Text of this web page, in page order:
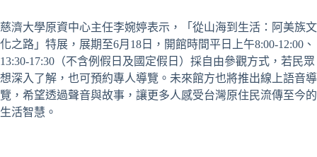
慈濟大學原資中心主任李婉婷表示，「從山海到生活：阿美族文
化之路」特展，展期至6月18日，開館時間平日上午8:00-12:00、
13:30-17:30（不含例假日及國定假日）採自由參觀方式，若民眾
想深入了解，也可預約專人導覽。未來館方也將推出線上語音導
覽，希望透過聲音與故事，讓更多人感受台灣原住民流傳至今的
生活智慧。